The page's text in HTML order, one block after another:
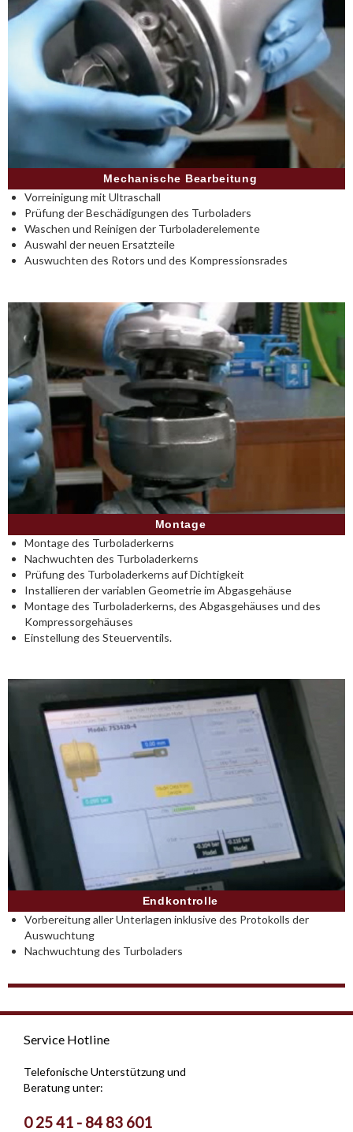
Mechanische Bearbeitung
Vorreinigung mit Ultraschall
Prüfung der Beschädigungen des Turboladers
Waschen und Reinigen der Turboladerelemente
Auswahl der neuen Ersatzteile
Auswuchten des Rotors und des Kompressionsrades
Montage
Montage des Turboladerkerns
Nachwuchten des Turboladerkerns
Prüfung des Turboladerkerns auf Dichtigkeit
Installieren der variablen Geometrie im Abgasgehäuse
Montage des Turboladerkerns, des Abgasgehäuses und des
Kompressorgehäuses
Einstellung des Steuerventils.
Endkontrolle
Vorbereitung aller Unterlagen inklusive des Protokolls der
Auswuchtung
Nachwuchtung des Turboladers
Service Hotline
Telefonische Unterstützung und
Beratung unter:
0 25 41 - 84 83 601